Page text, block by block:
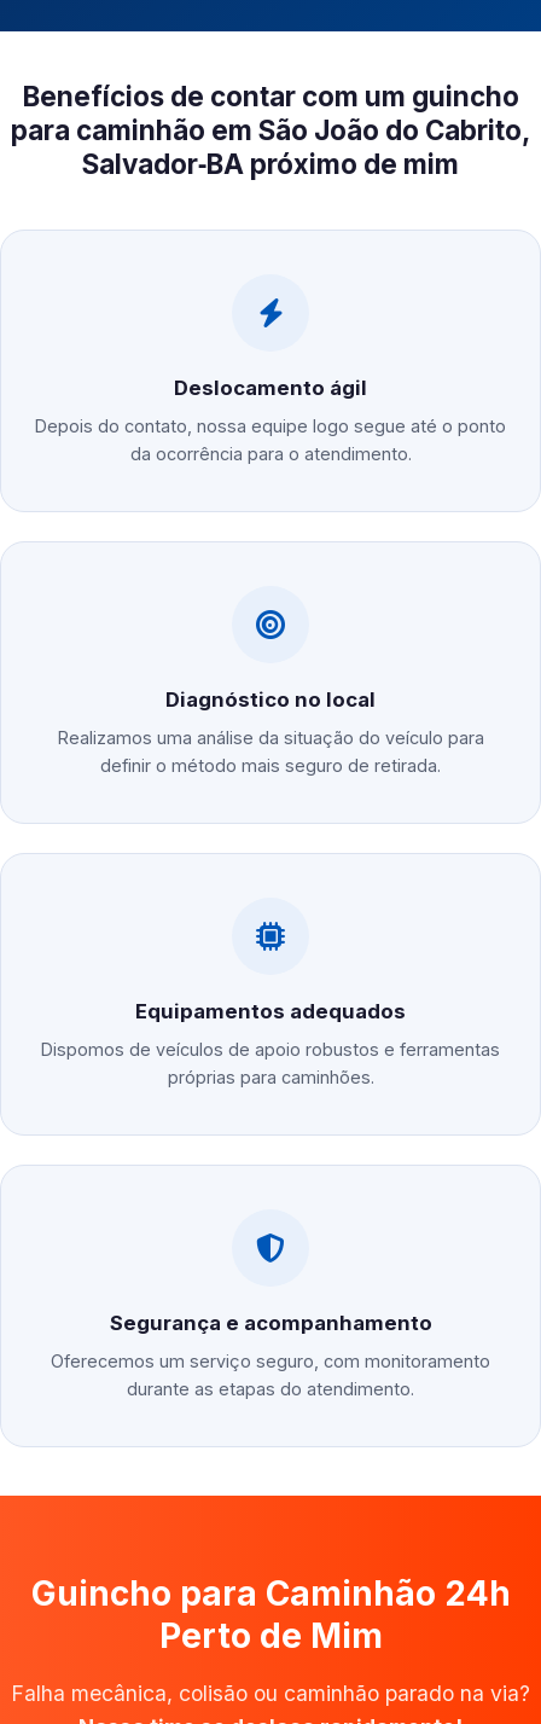
Benefícios de contar com um guincho
para caminhão em São João do Cabrito,
Salvador‑BA próximo de mim
Deslocamento ágil
Depois do contato, nossa equipe logo segue até o ponto
da ocorrência para o atendimento.
Diagnóstico no local
Realizamos uma análise da situação do veículo para
definir o método mais seguro de retirada.
Equipamentos adequados
Dispomos de veículos de apoio robustos e ferramentas
próprias para caminhões.
Segurança e acompanhamento
Oferecemos um serviço seguro, com monitoramento
durante as etapas do atendimento.
Guincho para Caminhão 24h
Perto de Mim
Falha mecânica, colisão ou caminhão parado na via?